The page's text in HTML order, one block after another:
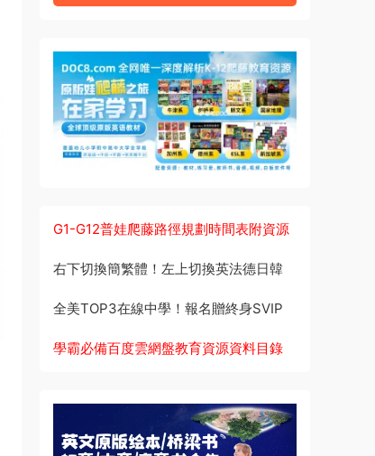
G1-G12普娃爬藤路徑規劃時間表附資源
右下切換簡繁體！左上切換英法德日韓
全美TOP3在線中學！報名贈終身SVIP
學霸必備百度雲網盤教育資源資料目錄